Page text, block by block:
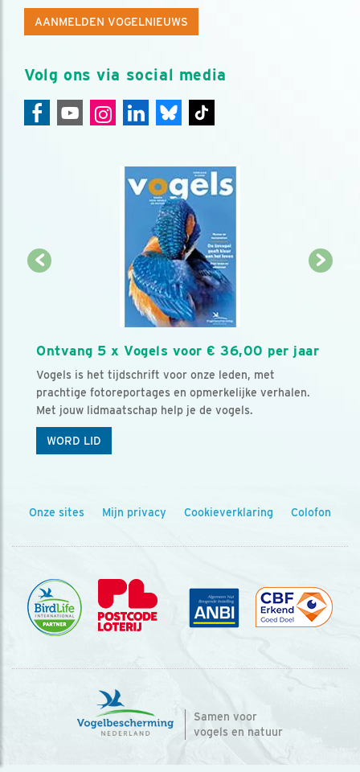
AANMELDEN VOGELNIEUWS
Volg ons via social media
Ontvang 5 x Vogels voor € 36,00 per jaar
Vogels is het tijdschrift voor onze leden, met
prachtige fotoreportages en opmerkelijke verhalen.
Met jouw lidmaatschap help je de vogels.
WORD LID
Onze sites Mijn privacy Cookieverklaring Colofon
Samen voor
vogels en natuur